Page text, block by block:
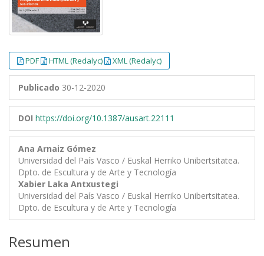
PDF HTML (Redalyc) XML (Redalyc)
Publicado 30-12-2020
DOI https://doi.org/10.1387/ausart.22111
Ana Arnaiz Gómez
Universidad del País Vasco / Euskal Herriko Unibertsitatea.
Dpto. de Escultura y de Arte y Tecnología
Xabier Laka Antxustegi
Universidad del País Vasco / Euskal Herriko Unibertsitatea.
Dpto. de Escultura y de Arte y Tecnología
Resumen